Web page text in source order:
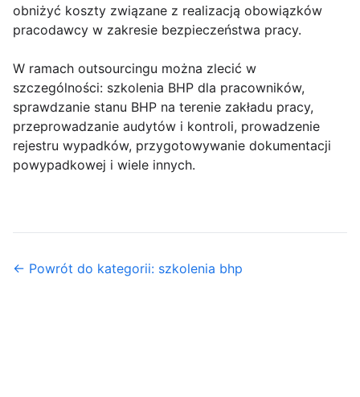
obniżyć koszty związane z realizacją obowiązków
pracodawcy w zakresie bezpieczeństwa pracy.
W ramach outsourcingu można zlecić w
szczególności: szkolenia BHP dla pracowników,
sprawdzanie stanu BHP na terenie zakładu pracy,
przeprowadzanie audytów i kontroli, prowadzenie
rejestru wypadków, przygotowywanie dokumentacji
powypadkowej i wiele innych.
← Powrót do kategorii: szkolenia bhp